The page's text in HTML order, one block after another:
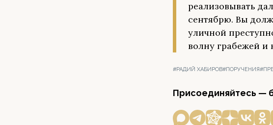
реализовывать
сентябрю. Вы
уличной
волну грабежей и
#РАДИЙ ХАБИРОВ#ПОРУЧЕНИЯ
Присоединяйтесь —